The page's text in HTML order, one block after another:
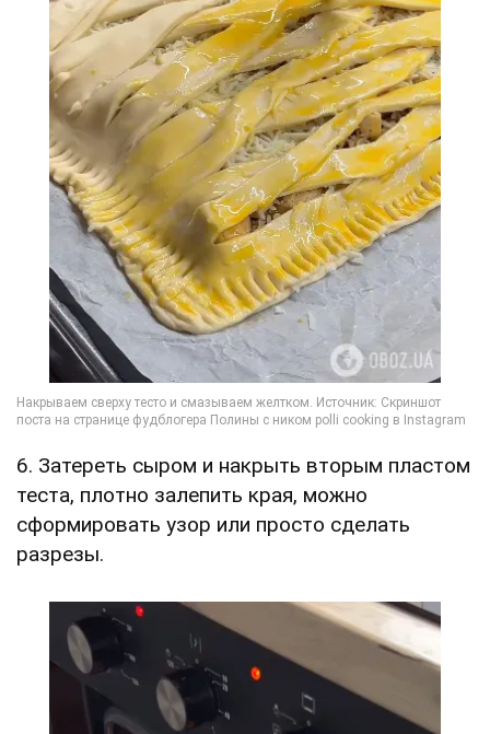
6. Затереть сыром и накрыть вторым пластом
теста, плотно залепить края, можно
сформировать узор или просто сделать
разрезы.